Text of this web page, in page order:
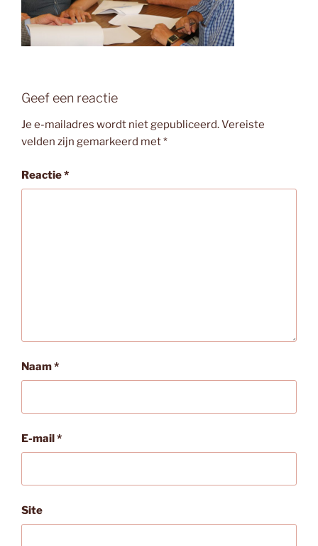
Geef een reactie
Je e-mailadres wordt niet gepubliceerd.Vereiste
velden zijn gemarkeerd met*
Reactie*
Naam*
E-mail*
Site